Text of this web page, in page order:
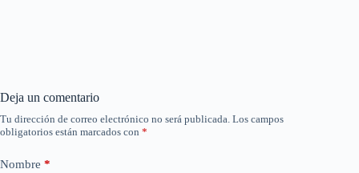
Deja un comentario
Tu dirección de correo electrónico no será publicada. Los campos
obligatorios están marcados con *
Nombre *